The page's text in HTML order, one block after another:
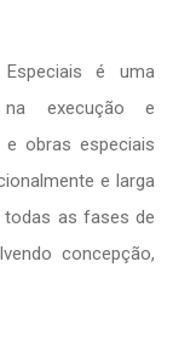
é uma
execução e
obras especiais
e larga
todas as fases de
concepção,